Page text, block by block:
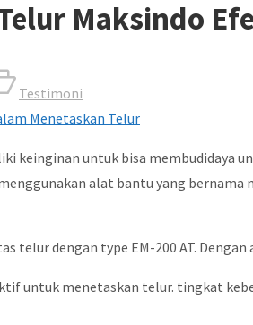
Maksindo
Testimoni
keinginan untuk bisa membudidaya
alat bantu yang
telur dengan type EM-200 AT.
untuk menetaskan telur. tingkat